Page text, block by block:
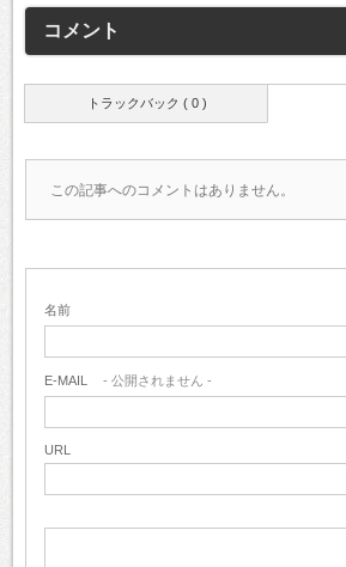
コメント
トラックバック ( 0 )
この記事へのコメントはありません。
名前
E-MAIL - 公開されません -
URL